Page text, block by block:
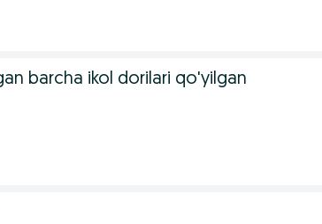
barcha ikol dorilari qo'yilgan